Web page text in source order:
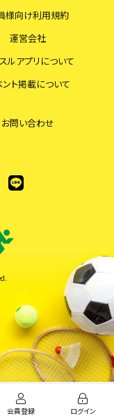
様向け利用規約
運営会社
ルアプリについて
ント掲載について
お問い合わせ
会員登録 ログイン